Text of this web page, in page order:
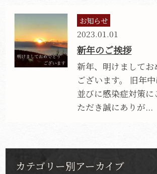
お知らせ
2023.01.01
新年のご挨拶
新年、明けましてお
ございます。 旧年
並びに感染症対策に
ただき誠にありが...
カテゴリー別アーカイブ